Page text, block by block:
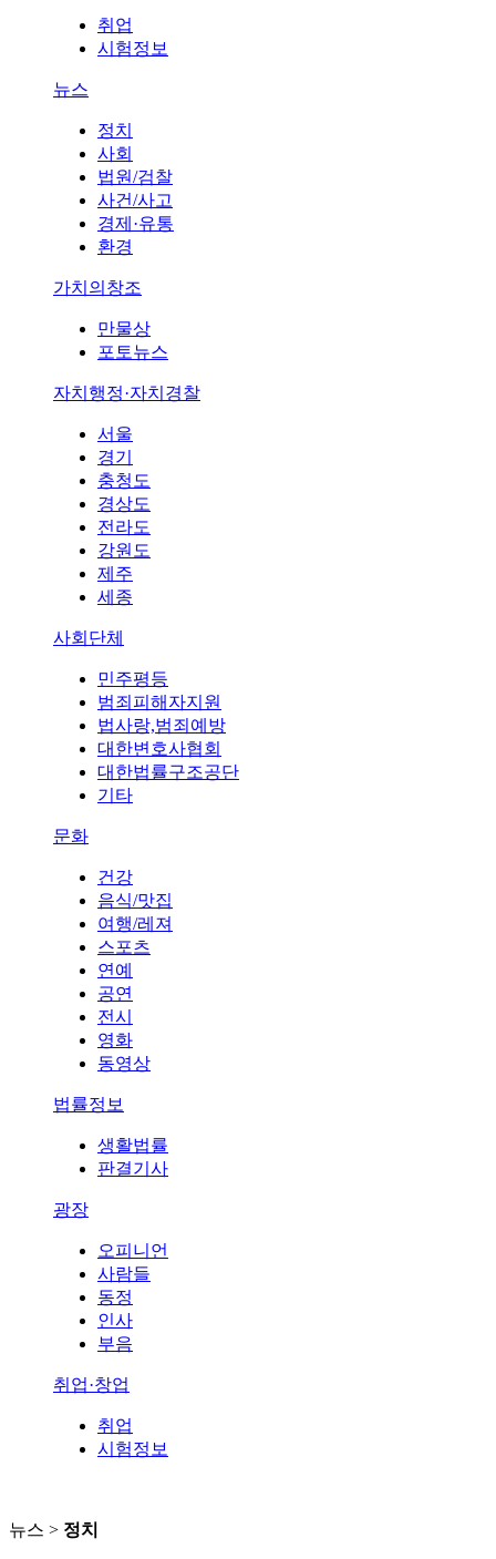
취업
시험정보
뉴스
정치
사회
법원/검찰
사건/사고
경제·유통
환경
가치의창조
만물상
포토뉴스
자치행정·자치경찰
서울
경기
충청도
경상도
전라도
강원도
제주
세종
사회단체
민주평등
범죄피해자지원
법사랑,범죄예방
대한변호사협회
대한법률구조공단
기타
문화
건강
음식/맛집
여행/레져
스포츠
연예
공연
전시
영화
동영상
법률정보
생활법률
판결기사
광장
오피니언
사람들
동정
인사
부음
취업·창업
취업
시험정보
뉴스 > 정치